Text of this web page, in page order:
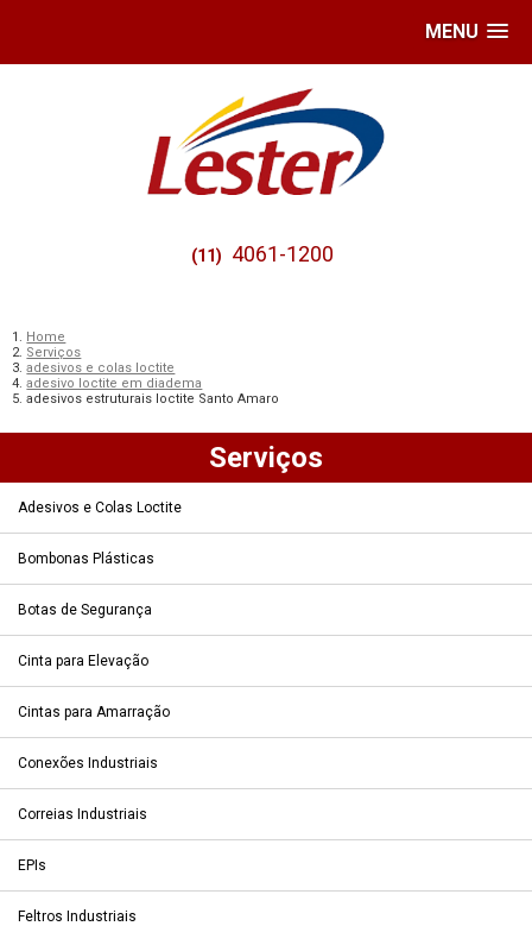
MENU
(11) 4061-1200
Home
Serviços
adesivos e colas loctite
adesivo loctite em diadema
adesivos estruturais loctite Santo Amaro
Serviços
Adesivos e Colas Loctite
Bombonas Plásticas
Botas de Segurança
Cinta para Elevação
Cintas para Amarração
Conexões Industriais
Correias Industriais
EPIs
Feltros Industriais